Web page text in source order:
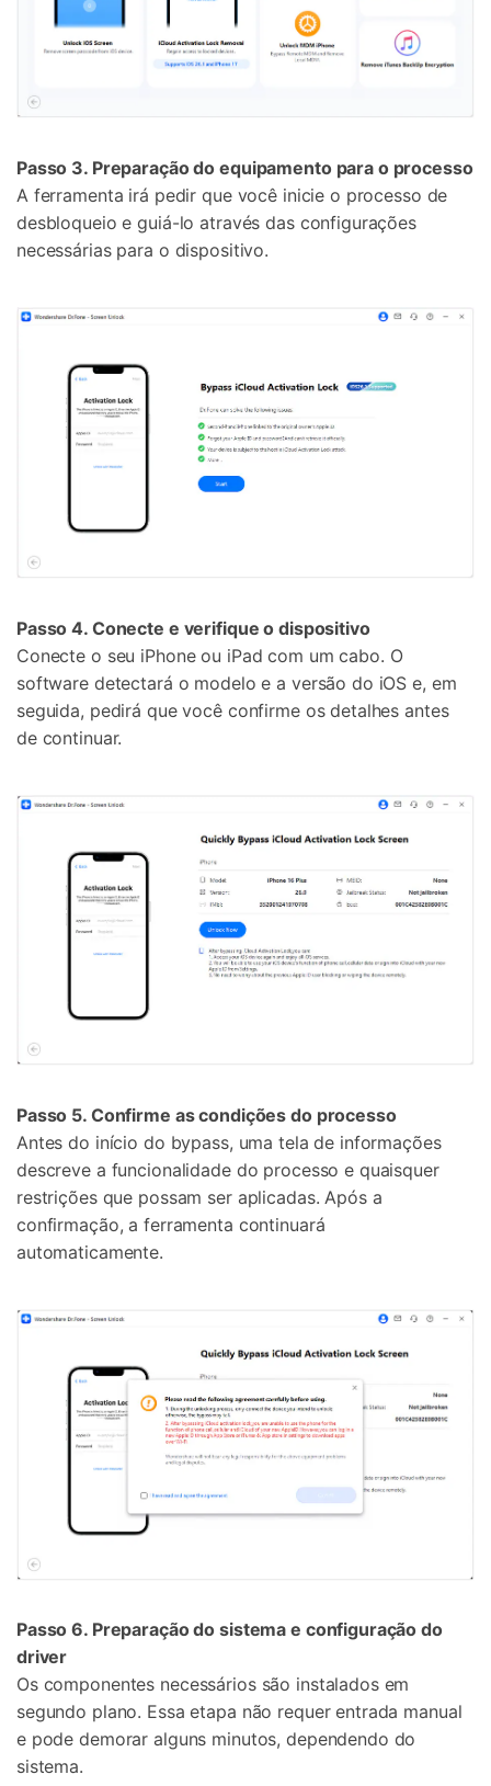
Passo 3. Preparação do equipamento para o processo
A ferramenta irá pedir que você inicie o processo de
desbloqueio e guiá-lo através das configurações
necessárias para o dispositivo.
Passo 4. Conecte e verifique o dispositivo
Conecte o seu iPhone ou iPad com um cabo. O
software detectará o modelo e a versão do iOS e, em
seguida, pedirá que você confirme os detalhes antes
de continuar.
Passo 5. Confirme as condições do processo
Antes do início do bypass, uma tela de informações
descreve a funcionalidade do processo e quaisquer
restrições que possam ser aplicadas. Após a
confirmação, a ferramenta continuará
automaticamente.
Passo 6. Preparação do sistema e configuração do
driver
Os componentes necessários são instalados em
segundo plano. Essa etapa não requer entrada manual
e pode demorar alguns minutos, dependendo do
sistema.